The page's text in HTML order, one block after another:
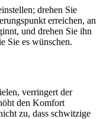
drehen Sie
erreichen, an
und drehen Sie ihn
Sie es wünschen.
verringert der
den Komfort
zu, dass schwitzige